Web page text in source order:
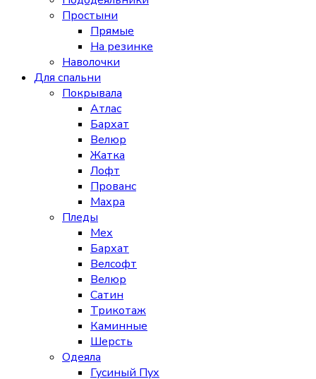
Простыни
Прямые
На резинке
Наволочки
Для спальни
Покрывала
Атлас
Бархат
Велюр
Жатка
Лофт
Прованс
Махра
Пледы
Мех
Бархат
Велсофт
Велюр
Сатин
Трикотаж
Каминные
Шерсть
Одеяла
Гусиный Пух